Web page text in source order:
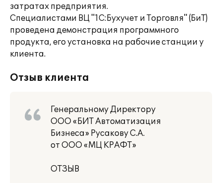
затратах предприятия.
Специалистами ВЦ "1С:Бухучет и Торговля" (БиТ)
проведена демонстрация программного
продукта, его установка на рабочие станции у
клиента.
Отзыв клиента
Генеральному Директору
ООО «БИТ Автоматизация
Бизнеса» Русакову С.А.
от ООО «МЦ КРАФТ»
ОТЗЫВ